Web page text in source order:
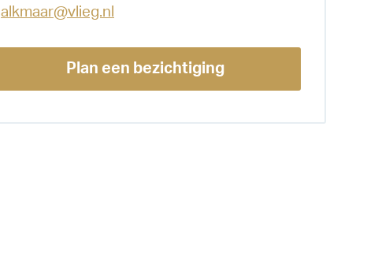
alkmaar@vlieg.nl
Plan een bezichtiging